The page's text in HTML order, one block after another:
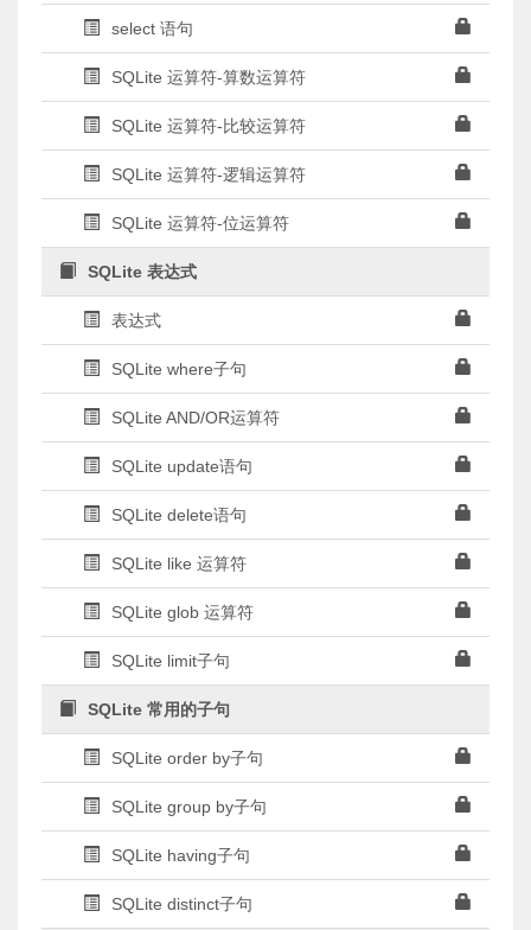
select 语句
SQLite 运算符-算数运算符
SQLite 运算符-比较运算符
SQLite 运算符-逻辑运算符
SQLite 运算符-位运算符
SQLite 表达式
表达式
SQLite where子句
SQLite AND/OR运算符
SQLite update语句
SQLite delete语句
SQLite like 运算符
SQLite glob 运算符
SQLite limit子句
SQLite 常用的子句
SQLite order by子句
SQLite group by子句
SQLite having子句
SQLite distinct子句